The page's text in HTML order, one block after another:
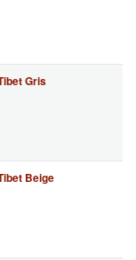
что
так и во
многих
пользоваться
репутацию.
в Алкоризе
фирмы
Gris
Beige